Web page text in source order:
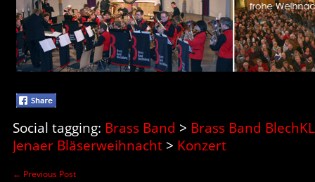
Social tagging: Brass Band > Brass Band
Jenaer Bläserweihnacht > Konzert
← Previous Post